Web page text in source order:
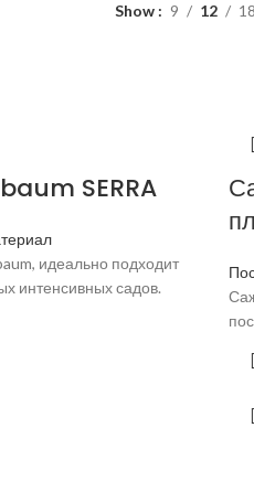
Show 9 12 18
SERRA
идеально подходит
интенсивных садов.